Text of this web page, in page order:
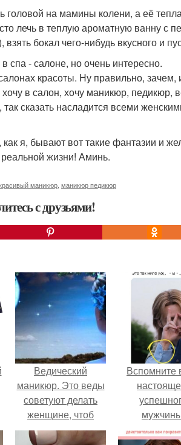
головой на мамины колени, а её
лечь в теплую ароматную ванну с
бокал чего-нибудь вкусного и
спа - салоне, но очень интересно.
красоты. Ну правильно, зачем,
в салон, хочу маникюр, педикюр,
так сказать насладится всеми
как я, бывают вот такие фантазии и
жизни! Аминь.
маникюр маникюр педикюр
с друзьями!
Ведический
маникюр. Это веды
советуют делать
женщине, чтоб
увеличить лунную
Вспомните